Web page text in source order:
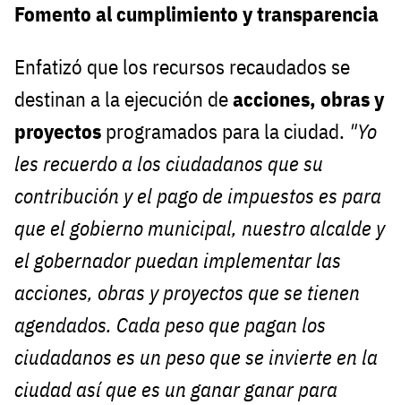
Fomento al cumplimiento y transparencia
Enfatizó que los recursos recaudados se
destinan a la ejecución deacciones, obras y
proyectos programados para la ciudad. "Yo
les recuerdo a los ciudadanos que su
contribución y el pago de impuestos es para
que el gobierno municipal, nuestro alcalde y
el gobernador puedan implementar las
acciones, obras y proyectos que se tienen
agendados. Cada peso que pagan los
ciudadanos es un peso que se invierte en la
ciudad así que es un ganar ganar para